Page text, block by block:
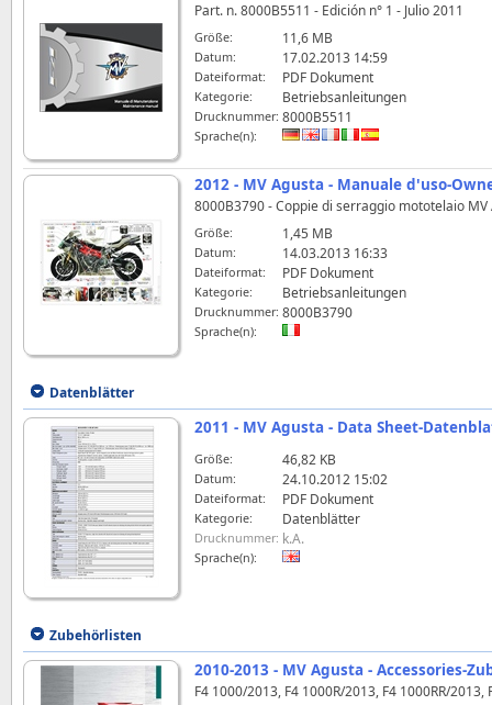
Part. n. 8000B5511 - Edición n° 1 - Julio 2011
Größe: 11,6 MB
Datum: 17.02.2013 14:59
Dateiformat: PDF Dokument
Kategorie: Betriebsanleitungen
Drucknummer: 8000B5511
Sprache(n):
2012 - MV Agusta - Manuale d'uso-
8000B3790 - Coppie di serraggio mototelaio MV
Größe: 1,45 MB
Datum: 14.03.2013 16:33
Dateiformat: PDF Dokument
Kategorie: Betriebsanleitungen
Drucknummer: 8000B3790
Sprache(n):
Datenblätter
2011 - MV Agusta - Data Sheet-
Größe: 46,82 KB
Datum: 24.10.2012 15:02
Dateiformat: PDF Dokument
Kategorie: Datenblätter
Drucknummer: k.A.
Sprache(n):
Zubehörlisten
2010-2013 - MV Agusta - Accessories-
F4 1000/2013, F4 1000R/2013, F4 1000RR/